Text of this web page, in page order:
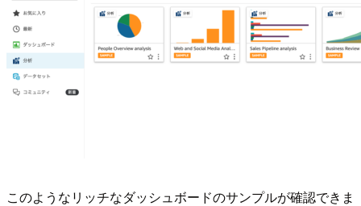
このようなリッチなダッシュボードのサンプルが確認できま